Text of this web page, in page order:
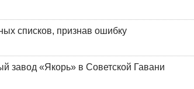
списков, признав ошибку
завод «Якорь» в Советской Гавани